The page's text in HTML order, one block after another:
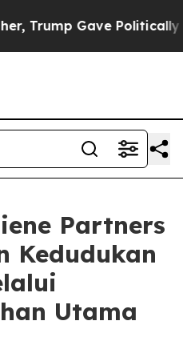
Trump Gave Politically
Partners
Kedudukan
Utama